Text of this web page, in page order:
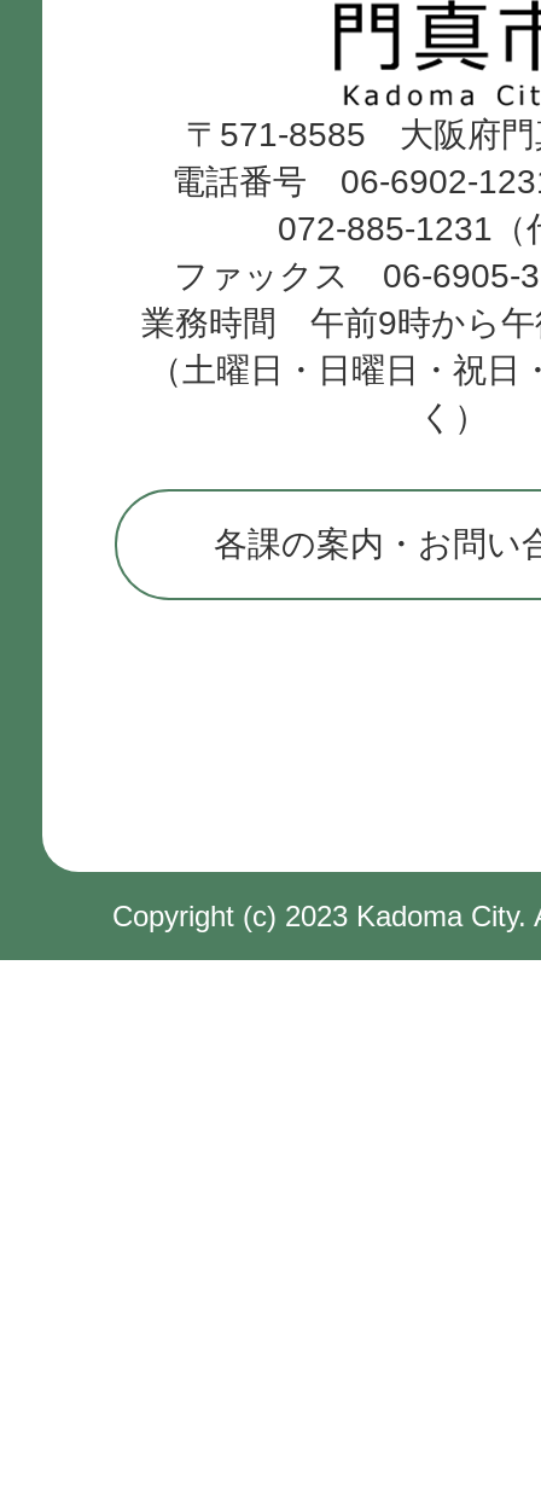
市
Kadoma
City
〒571-8585 大阪府門
電話番号 06-6902-
072-885-1231（
ファックス 06-6905-
業務時間 午前9時から午
（土曜日・日曜日・祝日
く）
各課の案内・お問い
Copyright (c) 2023 Kadoma City.